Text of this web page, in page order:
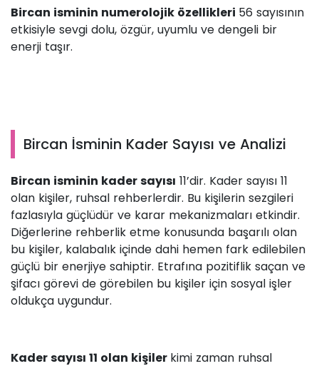
Bircan isminin numerolojik özellikleri 56 sayısının
etkisiyle sevgi dolu, özgür, uyumlu ve dengeli bir
enerji taşır.
Bircan İsminin Kader Sayısı ve Analizi
Bircan isminin kader sayısı 11’dir. Kader sayısı 11
olan kişiler, ruhsal rehberlerdir. Bu kişilerin sezgileri
fazlasıyla güçlüdür ve karar mekanizmaları etkindir.
Diğerlerine rehberlik etme konusunda başarılı olan
bu kişiler, kalabalık içinde dahi hemen fark edilebilen
güçlü bir enerjiye sahiptir. Etrafına pozitiflik saçan ve
şifacı görevi de görebilen bu kişiler için sosyal işler
oldukça uygundur.
Kader sayısı 11 olan kişiler kimi zaman ruhsal